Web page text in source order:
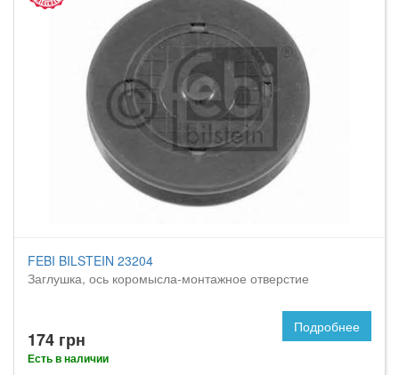
FEBI BILSTEIN 23204
Заглушка, ось коромысла-монтажное отверстие
174 грн
Есть в наличии
Подробнее